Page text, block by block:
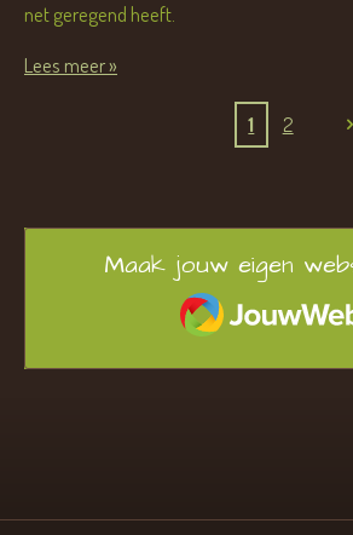
net geregend heeft.
Lees meer »
1 2
Maak jouw eigen
JouwWeb